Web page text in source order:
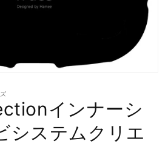
インナーシ
システムクリエ